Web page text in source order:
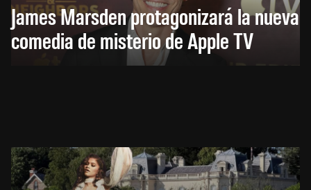
James Marsden protagonizará la nueva
comedia de misterio de Apple TV